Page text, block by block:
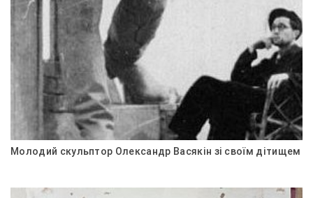
Молодий скульптор Олександр Васякін зі своїм дітищем